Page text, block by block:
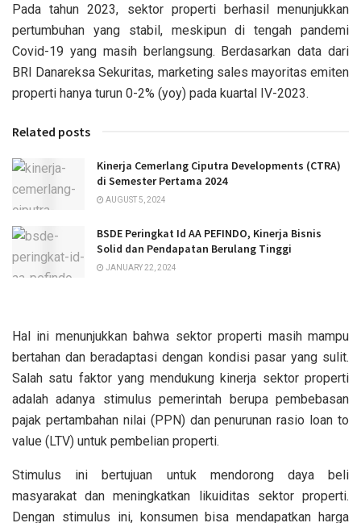
Pada tahun 2023, sektor properti berhasil menunjukkan
pertumbuhan yang stabil, meskipun di tengah pandemi
Covid-19 yang masih berlangsung. Berdasarkan data dari
BRI Danareksa Sekuritas, marketing sales mayoritas emiten
properti hanya turun 0-2% (yoy) pada kuartal IV-2023.
Related posts
Kinerja Cemerlang Ciputra Developments (CTRA)
di Semester Pertama 2024
AUGUST 5, 2024
BSDE Peringkat Id AA PEFINDO, Kinerja Bisnis
Solid dan Pendapatan Berulang Tinggi
JANUARY 22, 2024
Hal ini menunjukkan bahwa sektor properti masih mampu
bertahan dan beradaptasi dengan kondisi pasar yang sulit.
Salah satu faktor yang mendukung kinerja sektor properti
adalah adanya stimulus pemerintah berupa pembebasan
pajak pertambahan nilai (PPN) dan penurunan rasio loan to
value (LTV) untuk pembelian properti.
Stimulus ini bertujuan untuk mendorong daya beli
masyarakat dan meningkatkan likuiditas sektor properti.
Dengan stimulus ini, konsumen bisa mendapatkan harga